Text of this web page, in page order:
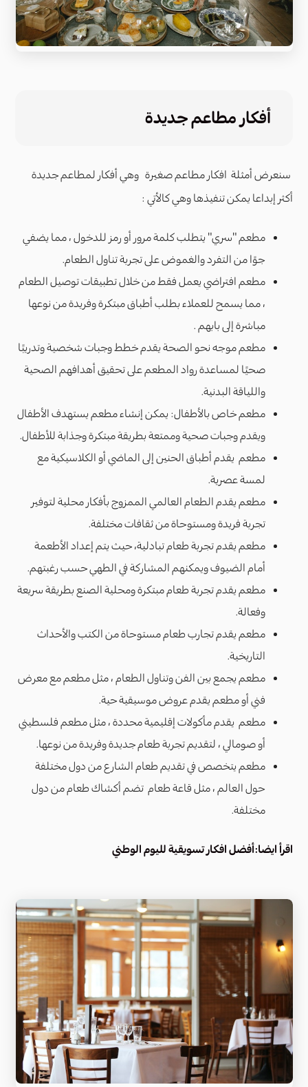
أفكار مطاعم جديدة
سنعرض أمثلة افكار مطاعم صغيرة وهي أفكار لمطاعم جديدة
أكثر إبداعا يمكن تنفيذها وهي كالأتي :
مطعم "سري" يتطلب كلمة مرور أو رمز للدخول ، مما يضفي
جوًا من التفرد والغموض على تجربة تناول الطعام.
مطعم افتراضي يعمل فقط من خلال تطبيقات توصيل الطعام
، مما يسمح للعملاء بطلب أطباق مبتكرة وفريدة من نوعها
مباشرة إلى بابهم .
مطعم موجه نحو الصحة يقدم خطط وجبات شخصية وتدريبًا
صحيًا لمساعدة رواد المطعم على تحقيق أهدافهم الصحية
واللياقة البدنية.
مطعم خاص بالأطفال: يمكن إنشاء مطعم يستهدف الأطفال
ويقدم وجبات صحية وممتعة بطريقة مبتكرة وجذابة للأطفال.
مطعم يقدم أطباق الحنين إلى الماضي أو الكلاسيكية مع
لمسة عصرية.
مطعم يقدم الطعام العالمي الممزوج بأفكار محلية لتوفير
تجربة فريدة ومستوحاة من ثقافات مختلفة.
مطعم يقدم تجربة طعام تبادلية، حيث يتم إعداد الأطعمة
أمام الضيوف ويمكنهم المشاركة في الطهي حسب رغبتهم.
مطعم يقدم تجربة طعام مبتكرة ومحلية الصنع بطريقة سريعة
وفعالة.
مطعم يقدم تجارب طعام مستوحاة من الكتب والأحداث
التاريخية.
مطعم يجمع بين الفن وتناول الطعام ، مثل مطعم مع معرض
فني أو مطعم يقدم عروض موسيقية حية.
مطعم يقدم مأكولات إقليمية محددة ، مثل مطعم فلسطيني
أو صومالي ، لتقديم تجربة طعام جديدة وفريدة من نوعها.
مطعم يتخصص في تقديم طعام الشارع من دول مختلفة
حول العالم ، مثل قاعة طعام تضم أكشاك طعام من دول
مختلفة.
اقرأ ايضا:أفضل افكار تسويقية لليوم الوطني